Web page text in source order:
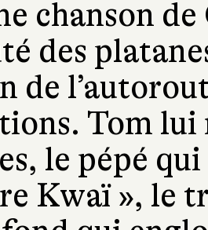
chanson
des
de
Tom lui
le pépé
Kwaï », le